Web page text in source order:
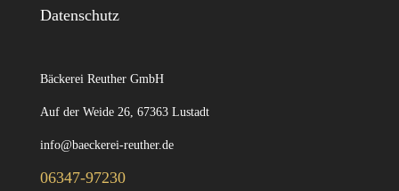
Datenschutz
Bäckerei Reuther GmbH
Auf der Weide 26, 67363 Lustadt
info@baeckerei-reuther.de
06347-97230